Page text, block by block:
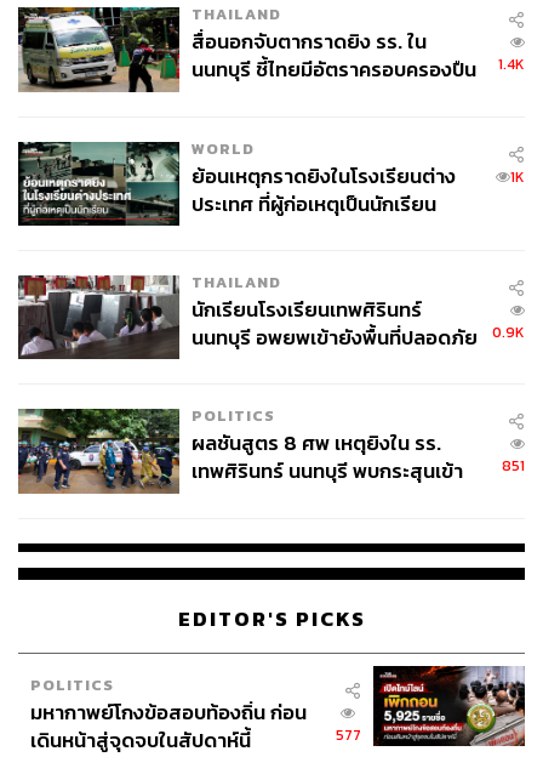
ปริศนาและความลึกลับของกล้องปีศาจที่ชวนให้เราอยาก
ร่วมหาคำตอบ รวมถึงงานโปรดักชันที่ถูกออกแบบมาได้อย่าง
สร้างสรรค์ ทั้งงานวิชวลเอฟเฟ็กต์และเมกอัพเอฟเฟ็กต์
ความสัมพันธ์ของ 3 ตัวละครหลัก ที่ดูจะเบาบางจนไม่ชวนให้
เรามีความรู้สึกร่วมไปกับพวกเขา รวมถึงการปูเรื่องราวของ
ไอเท็มสำคัญในช่วงท้ายของเรื่องที่ยังไม่หนักแน่นมากพอจน
SLR กล้อง ติด ตาย
เข้าฉายอย่างเป็นทางการแล้ววันนี้ ใน
โรงภาพยนตร์
THAILAND
สื่อนอกจับตากราดยิง รร. ใน
นนทบุรี ชี้ไทยมีอัตราครอบครองปืน
1.4K
WORLD
ย้อนเหตุกราดยิงในโรงเรียนต่าง
ประเทศ ที่ผู้ก่อเหตุเป็นนักเรียน
1K
THAILAND
นักเรียนโรงเรียนเทพศิรินทร์
นนทบุรี อพยพเข้ายังพื้นที่ปลอดภัย
0.9K
POLITICS
ผลชันสูตร 8 ศพ เหตุยิงใน รร.
เทพศิรินทร์ นนทบุรี พบกระสุนเข้า
851
EDITOR'S PICKS
POLITICS
มหากาพย์โกงข้อสอบท้องถิ่น ก่อน
เดินหน้าสู่จุดจบในสัปดาห์นี้
577